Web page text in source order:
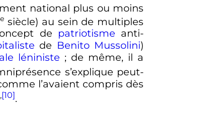
national plus ou moins
e siècle) au sein de multiples
de patriotisme anti-
de Benito Mussolini)
léniniste ; de même, il a
s’explique peut-
l’avaient compris dès
,[10].